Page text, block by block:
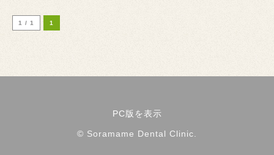
1 / 1 1
PC版を表示
© Soramame Dental Clinic.